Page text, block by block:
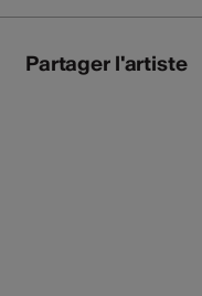
Partager l'artiste